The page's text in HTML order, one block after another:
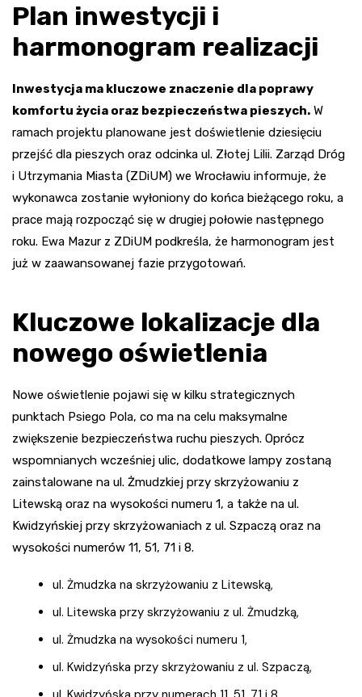
Plan inwestycji i
harmonogram realizacji
Inwestycja ma kluczowe znaczenie dla poprawy
komfortu życia oraz bezpieczeństwa pieszych. W
ramach projektu planowane jest doświetlenie dziesięciu
przejść dla pieszych oraz odcinka ul. Złotej Lilii. Zarząd Dróg
i Utrzymania Miasta (ZDiUM) we Wrocławiu informuje, że
wykonawca zostanie wyłoniony do końca bieżącego roku, a
prace mają rozpocząć się w drugiej połowie następnego
roku. Ewa Mazur z ZDiUM podkreśla, że harmonogram jest
już w zaawansowanej fazie przygotowań.
Kluczowe lokalizacje dla
nowego oświetlenia
Nowe oświetlenie pojawi się w kilku strategicznych
punktach Psiego Pola, co ma na celu maksymalne
zwiększenie bezpieczeństwa ruchu pieszych. Oprócz
wspomnianych wcześniej ulic, dodatkowe lampy zostaną
zainstalowane na ul. Żmudzkiej przy skrzyżowaniu z
Litewską oraz na wysokości numeru 1, a także na ul.
Kwidzyńskiej przy skrzyżowaniach z ul. Szpaczą oraz na
wysokości numerów 11, 51, 71 i 8.
ul. Żmudzka na skrzyżowaniu z Litewską,
ul. Litewska przy skrzyżowaniu z ul. Żmudzką,
ul. Żmudzka na wysokości numeru 1,
ul. Kwidzyńska przy skrzyżowaniu z ul. Szpaczą,